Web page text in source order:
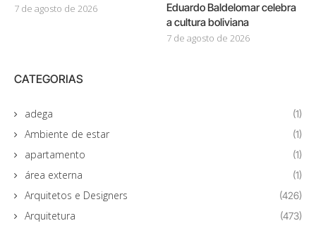
7 de agosto de 2026
Eduardo Baldelomar celebra
a cultura boliviana
7 de agosto de 2026
CATEGORIAS
adega (1)
Ambiente de estar (1)
apartamento (1)
área externa (1)
Arquitetos e Designers (426)
Arquitetura (473)